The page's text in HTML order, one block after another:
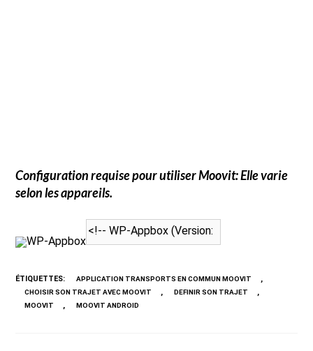
Configuration requise pour utiliserMoovit: Elle varie
selon les appareils.
WP-Appbox
ÉTIQUETTES: APPLICATION TRANSPORTS EN COMMUN MOOVIT ,
CHOISIR SON TRAJET AVEC MOOVIT , DEFINIR SON TRAJET ,
MOOVIT , MOOVIT ANDROID